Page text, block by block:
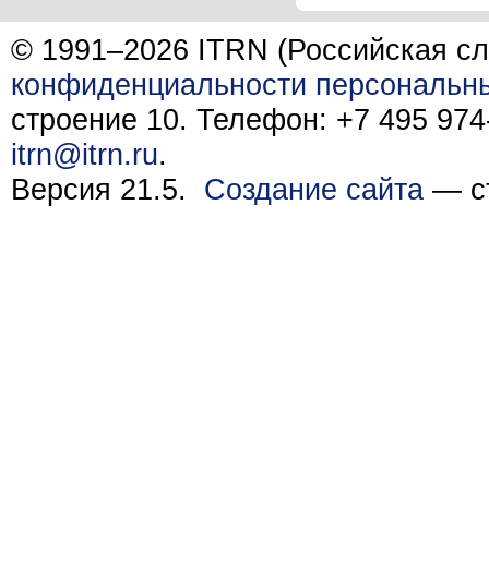
© 1991–2026 ITRN (Российская
конфиденциальности
строение 10. Телефон: +7 495
itrn@itrn.ru.
Версия 21.5. Создание сайта —